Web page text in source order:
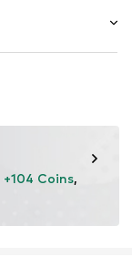
+104 Coins,